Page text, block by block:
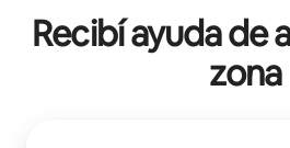
Recibí ayuda de
zona